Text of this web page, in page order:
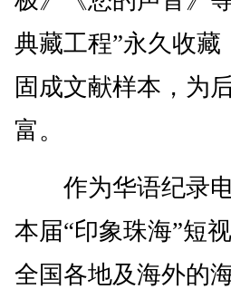
典藏工程”永久收
固成文献样本，为
富。
作为华语纪录电
本届“印象珠海”短
全国各地及海外的